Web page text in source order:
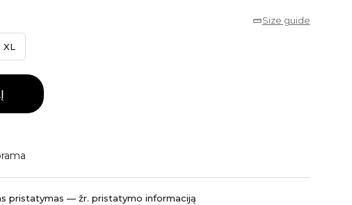
Size guide
XL
pristatymas — žr. pristatymo informaciją